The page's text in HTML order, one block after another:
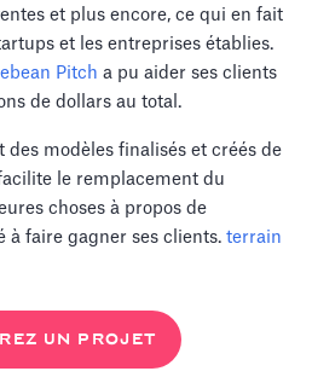
et plus encore, ce qui en fait
et les entreprises établies.
Pitch a pu aider ses clients
de dollars au total.
des modèles finalisés et créés de
le remplacement du
choses à propos de
à faire gagner ses clients.terrain
UN PROJET